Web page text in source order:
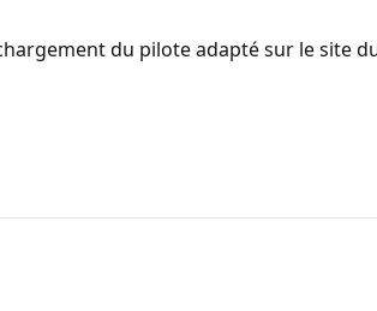
du pilote adapté sur le site